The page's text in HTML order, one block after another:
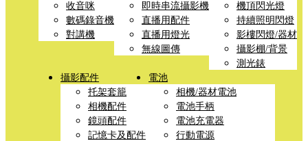
收音咪
數碼錄音機
對講機
即時串流攝影機
直播用配件
直播用燈光
無線圖傳
機頂閃光燈
持續照明閃燈
影樓閃燈/器材
攝影棚/背景
測光錶
攝影配件
托架套籠
相機配件
鏡頭配件
記憶卡及配件
電池
相機/器材電池
電池手柄
電池充電器
行動電源